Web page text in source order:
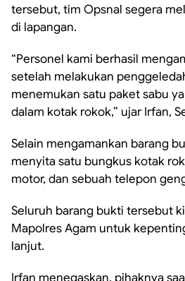
tersebut, tim Opsnal segera
di lapangan.
“Personel kami berhasil
setelah melakukan
menemukan satu paket sabu
dalam kotak rokok,” ujar Irfan,
Selain mengamankan barang
menyita satu bungkus kotak
motor, dan sebuah telepon
Seluruh barang bukti tersebut
Mapolres Agam untuk
lanjut.
Irfan menegaskan, pihaknya